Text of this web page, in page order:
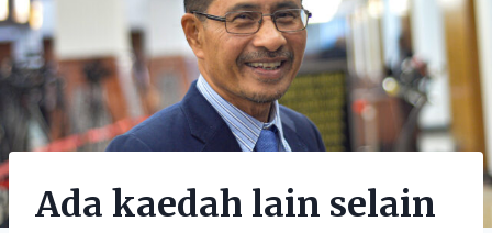
Ada kaedah lain selain